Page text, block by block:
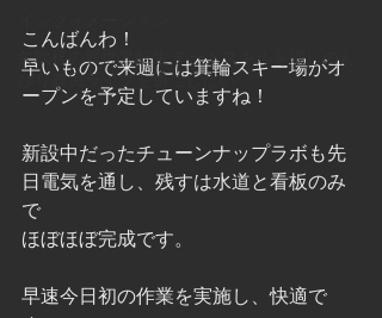
矢吹梓の異世界転生 チートスキルを隠しのん
びり農民ライフを過ごしたい
こんばんわ！
早いもので来週には箕輪スキー場がオ
ープンを予定していますね！
新設中だったチューンナップラボも先
日電気を通し、残すは水道と看板のみ
で
ほぼほぼ完成です。
早速今日初の作業を実施し、快適で